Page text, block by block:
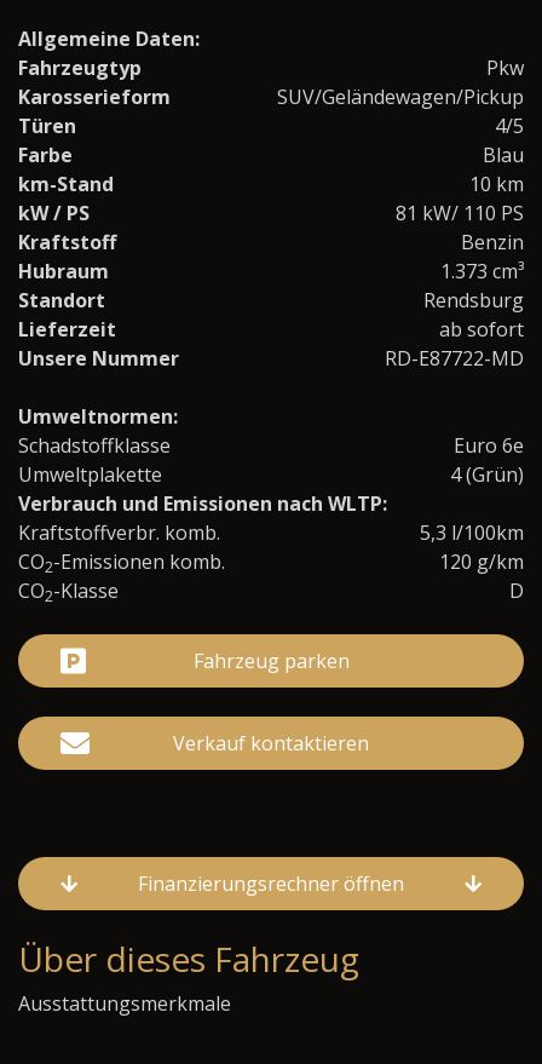
Allgemeine Daten:
Fahrzeugtyp
Pkw
Karosserieform
SUV/Geländewagen/Pickup
Türen
4/5
Farbe
Blau
km-Stand
10 km
kW / PS
81 kW/ 110 PS
Kraftstoff
Benzin
Hubraum
1.373 cm³
Standort
Rendsburg
Lieferzeit
ab sofort
Unsere Nummer
RD-E87722-MD
Umweltnormen:
Schadstoffklasse
Euro 6e
Umweltplakette
4 (Grün)
Verbrauch und Emissionen nach WLTP:
Kraftstoffverbr. komb.
5,3 l/100km
CO2-Emissionen komb.
120 g/km
CO2-Klasse D
Fahrzeug parken
Verkauf kontaktieren
Finanzierungsrechner öffnen
Über dieses Fahrzeug
Ausstattungsmerkmale